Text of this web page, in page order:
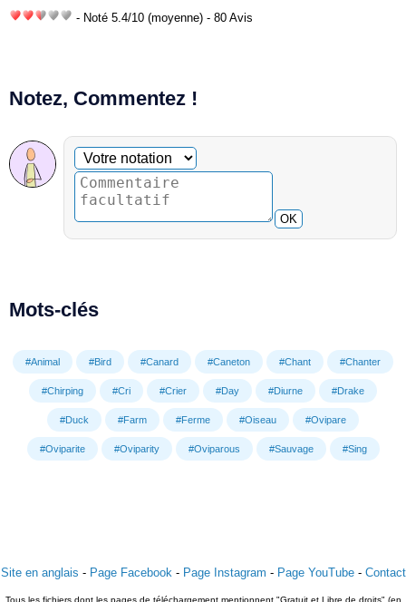
- Noté 5.4/10 (moyenne) - 80 Avis
Notez, Commentez !
Commentaire facultatif
Votre notation
OK
Mots-clés
#Animal #Bird #Canard #Caneton #Chant #Chanter
#Chirping #Cri #Crier #Day #Diurne #Drake
#Duck #Farm #Ferme #Oiseau #Ovipare
#Oviparite #Oviparity #Oviparous #Sauvage #Sing
Site en anglais - Page Facebook - Page Instagram - Page YouTube- Contact
Tous les fichiers dont les pages de téléchargement mentionnent "Gratuit et Libre de droits" (en